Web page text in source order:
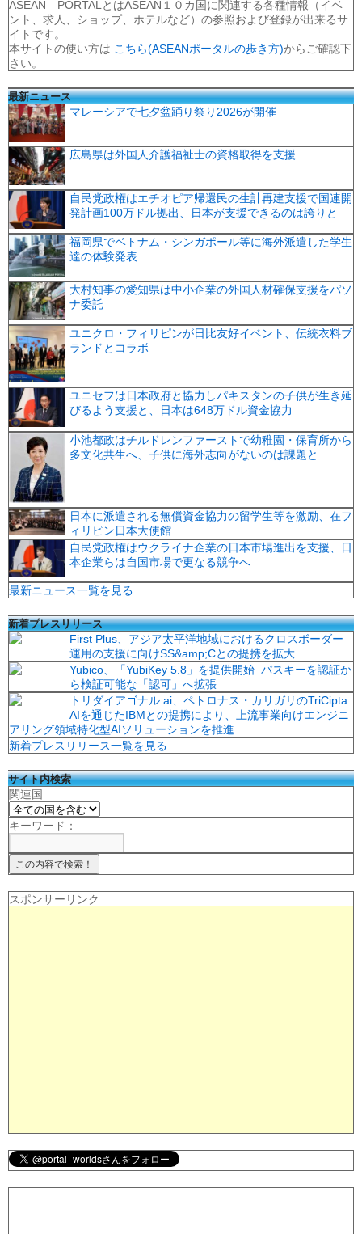
ASEAN PORTALとはASEAN１０カ国に関連する各種情報（イベ
ント、求人、ショップ、ホテルなど）の参照および登録が出来るサ
イトです。
本サイトの使い方は こちら(ASEANポータルの歩き方)からご確認下
さい。
最新ニュース
マレーシアで七夕盆踊り祭り2026が開催
広島県は外国人介護福祉士の資格取得を支援
自民党政権はエチオピア帰還民の生計再建支援で国連開
発計画100万ドル拠出、日本が支援できるのは誇りと
福岡県でベトナム・シンガポール等に海外派遣した学生
達の体験発表
大村知事の愛知県は中小企業の外国人材確保支援をパソ
ナ委託
ユニクロ・フィリピンが日比友好イベント、伝統衣料ブ
ランドとコラボ
ユニセフは日本政府と協力しパキスタンの子供が生き延
びるよう支援と、日本は648万ドル資金協力
小池都政はチルドレンファーストで幼稚園・保育所から
多文化共生へ、子供に海外志向がないのは課題と
日本に派遣される無償資金協力の留学生等を激励、在フ
ィリピン日本大使館
自民党政権はウクライナ企業の日本市場進出を支援、日
本企業らは自国市場で更なる競争へ
最新ニュース一覧を見る
新着プレスリリース
First Plus、アジア太平洋地域におけるクロスボーダー
運用の支援に向けSS&amp;Cとの提携を拡大
Yubico、「YubiKey 5.8」を提供開始 パスキーを認証か
ら検証可能な「認可」へ拡張
トリダイアゴナル.ai、ペトロナス・カリガリのTriCipta
AIを通じたIBMとの提携により、上流事業向けエンジニ
アリング領域特化型AIソリューションを推進
新着プレスリリース一覧を見る
サイト内検索
関連国
キーワード：
スポンサーリンク